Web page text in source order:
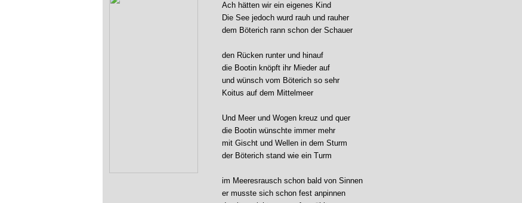
Ach hätten wir ein eigenes Kind
Die See jedoch wurd rauh und rauher
dem Böterich rann schon der Schauer
den Rücken runter und hinauf
die Bootin knöpft ihr Mieder auf
und wünsch vom Böterich so sehr
Koitus auf dem Mittelmeer
Und Meer und Wogen kreuz und quer
die Bootin wünschte immer mehr
mit Gischt und Wellen in dem Sturm
der Böterich stand wie ein Turm
im Meeresrausch schon bald von Sinnen
er musste sich schon fest anpinnen